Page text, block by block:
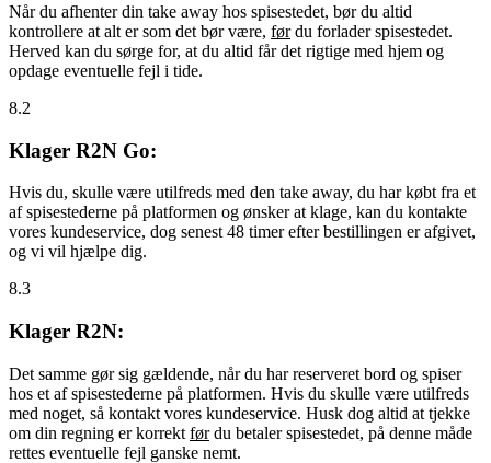
Når du afhenter din take away hos spisestedet, bør du altid
kontrollere at alt er som det bør være, førdu forlader spisestedet.
Herved kan du sørge for, at du altid får det rigtige med hjem og
opdage eventuelle fejl i tide.
8.2
Klager R2N Go:
Hvis du, skulle være utilfreds med den take away, du har købt fra et
af spisestederne på platformen og ønsker at klage, kan du kontakte
vores kundeservice, dog senest 48 timer efter bestillingen er afgivet,
og vi vil hjælpe dig.
8.3
Klager R2N:
Det samme gør sig gældende, når du har reserveret bord og spiser
hos et af spisestederne på platformen. Hvis du skulle være utilfreds
med noget, så kontakt vores kundeservice. Husk dog altid at tjekke
om din regning er korrekt førdu betaler spisestedet, på denne måde
rettes eventuelle fejl ganske nemt.